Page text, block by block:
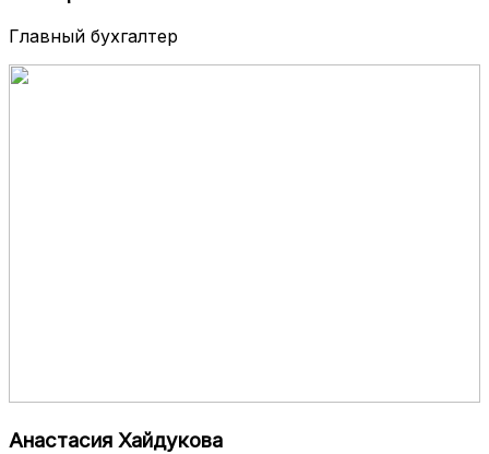
Главный бухгалтер
Анастасия Хайдукова